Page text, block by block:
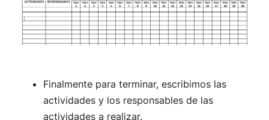
Finalmente para terminar, escribimos las
actividades y los responsables de las
actividades a realizar.